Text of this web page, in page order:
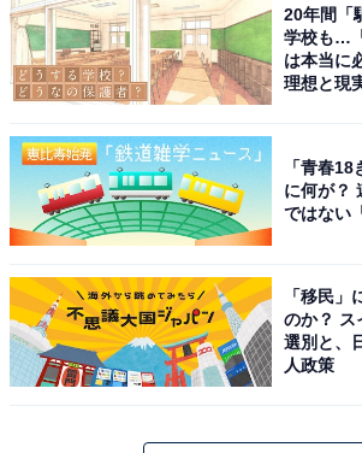
20年間「
学校も…
は本当に
理想と現
「青春
に何が？
ではない
「移民
のか？ ス
選別と、
人政策